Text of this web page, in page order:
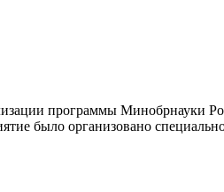
программы
организовано специально